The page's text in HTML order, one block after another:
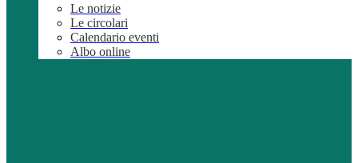
Le notizie
Le circolari
Calendario eventi
Albo online